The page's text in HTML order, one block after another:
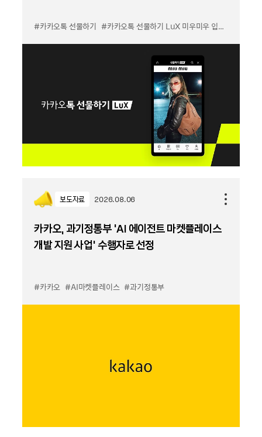
#카카오톡 선물하기 #카카오톡 선물하기 LuX 미우미우 입점
보도자료 2026.08.06
카카오, 과기정통부 ‘AI 에이전트 마켓플레이스
개발 지원 사업’ 수행자로 선정
#카카오 #AI마켓플레이스 #과기정통부